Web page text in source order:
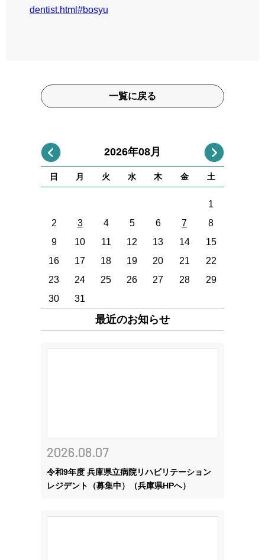
dentist.html#bosyu
一覧に戻る
2026年08月
日 月 火 水 木 金 土
1
2
3 4 5 6 7
8
9
10 11 12 13 14
15
16
17 18 19 20 21
22
23
24 25 26 27 28
29
30
31
最近のお知らせ
2026.08.07
令和9年度 兵庫県立病院リハビリテーション
レジデント（募集中）（兵庫県HPへ）